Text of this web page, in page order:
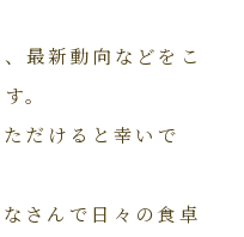
最新動向などをこ
。
だけると幸いで
さんで日々の食卓